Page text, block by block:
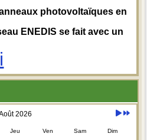
photovoltaïques en
ENEDIS se fait avec un
2026
Jeu Ven Sam Dim